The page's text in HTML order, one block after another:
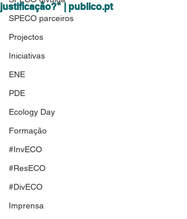
SPECO parceiros
Projectos
Iniciativas
ENE
PDE
Ecology Day
Formação
#InvECO
#ResECO
#DivECO
Imprensa
justificação?" | publico.pt